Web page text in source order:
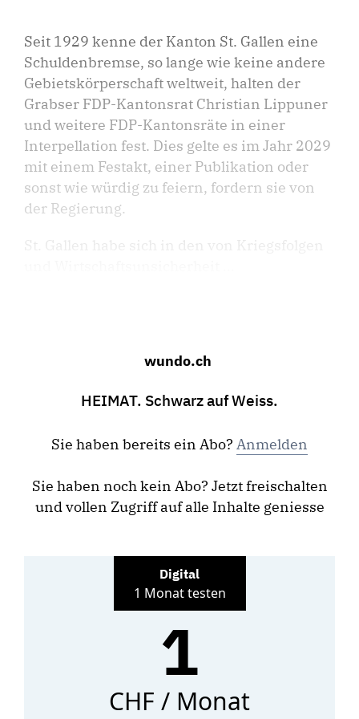
Seit 1929 kenne der Kanton St. Gallen eine
Schuldenbremse, so lange wie keine andere
Gebietskörperschaft weltweit, halten der
Grabser FDP-Kantonsrat Christian Lippuner
und weitere FDP-Kantonsräte in einer
Interpellation fest. Dies gelte es im Jahr 2029
mit einem Festakt, einer Publikation oder
sonst wie würdig zu feiern, fordern sie von
der Regierung.
wundo.ch
HEIMAT. Schwarz auf Weiss.
Sie haben bereits ein Abo? Anmelden
Sie haben noch kein Abo? Jetzt freischalten
und vollen Zugriff auf alle Inhalte geniesse
Digital
1 Monat testen
1
CHF / Monat